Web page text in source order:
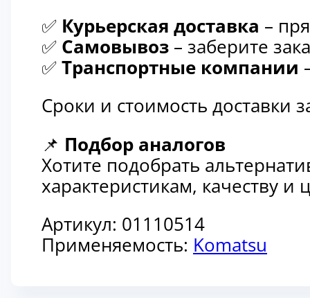
✅ Курьерская доставка –
✅ Самовывоз – заберите
✅ Транспортные компании
Сроки и стоимость доставки
📌 Подбор аналогов
Хотите подобрать
характеристикам, качеству
Артикул: 01110514
Применяемость: Komatsu